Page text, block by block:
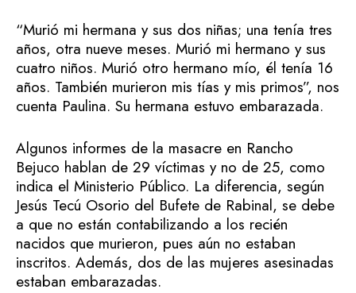
“Murió mi hermana y sus dos niñas; una tenía tres
años, otra nueve meses. Murió mi hermano y sus
cuatro niños. Murió otro hermano mío, él tenía 16
años. También murieron mis tías y mis primos”, nos
cuenta Paulina. Su hermana estuvo embarazada.
Algunos informes de la masacre en Rancho
Bejuco hablan de 29 víctimas y no de 25, como
indica el Ministerio Público. La diferencia, según
Jesús Tecú Osorio del Bufete de Rabinal, se debe
a que no están contabilizando a los recién
nacidos que murieron, pues aún no estaban
inscritos. Además, dos de las mujeres asesinadas
estaban embarazadas.